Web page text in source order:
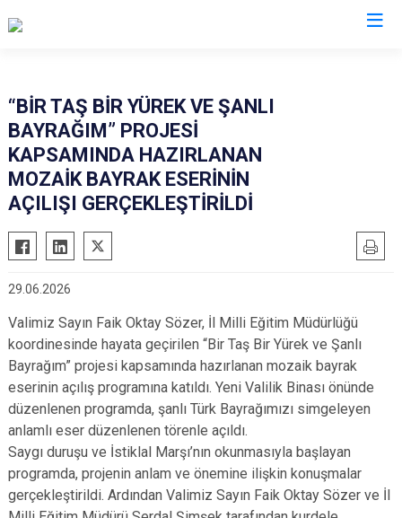
“BİR TAŞ BİR YÜREK VE ŞANLI
BAYRAĞIM” PROJESİ
KAPSAMINDA HAZIRLANAN
MOZAİK BAYRAK ESERİNİN
AÇILIŞI GERÇEKLEŞTİRİLDİ
29.06.2026
Valimiz Sayın Faik Oktay Sözer, İl Milli Eğitim Müdürlüğü
koordinesinde hayata geçirilen “Bir Taş Bir Yürek ve Şanlı
Bayrağım” projesi kapsamında hazırlanan mozaik bayrak
eserinin açılış programına katıldı. Yeni Valilik Binası önünde
düzenlenen programda, şanlı Türk Bayrağımızı simgeleyen
anlamlı eser düzenlenen törenle açıldı.
Saygı duruşu ve İstiklal Marşı’nın okunmasıyla başlayan
programda, projenin anlam ve önemine ilişkin konuşmalar
gerçekleştirildi. Ardından Valimiz Sayın Faik Oktay Sözer ve İl